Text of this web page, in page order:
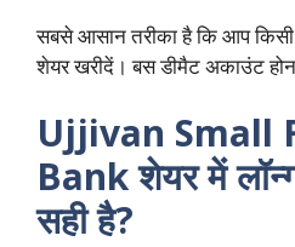
सबसे आसान तरीका है कि आप किसी
शेयर खरीदें। बस डीमैट अकाउंट
Ujjivan Small
Bank शेयर में
सही है?